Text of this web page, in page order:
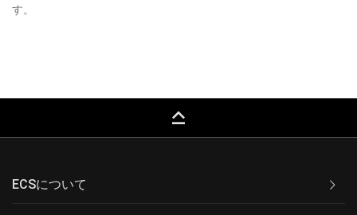
す。
keyboard_capslock
ECSについて